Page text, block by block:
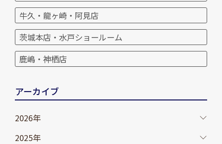
牛久・龍ヶ崎・阿見店
茨城本店・水戸ショールーム
鹿嶋・神栖店
アーカイブ
2026年
2025年